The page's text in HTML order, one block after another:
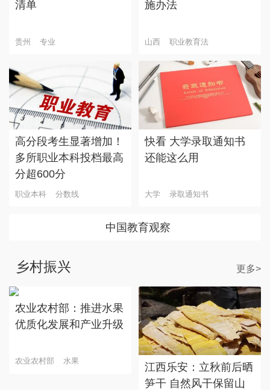
清单
贵州 专业
施办法
山西 职业教育法
高分段考生显著增加！
多所职业本科投档最高
分超600分
职业本科 分数线
快看 大学录取通知书
还能这么用
大学 录取通知书
中国教育观察
乡村振兴 更多>
农业农村部：推进水果
优质化发展和产业升级
农业农村部 水果
江西乐安：立秋前后晒
笋干 自然风干保留山